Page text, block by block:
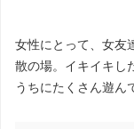
女性にとって、女友
散の場。イキイキし
うちにたくさん遊ん